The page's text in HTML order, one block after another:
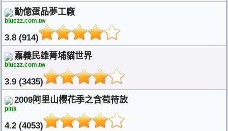
勤億蛋品夢工廠
bluezz.com.tw
3.8 (914)
嘉義民雄菁埔貓世界
bluezz.com.tw
3.9 (3435)
2009阿里山櫻花季之含苞待放
pink
4.2 (4053)